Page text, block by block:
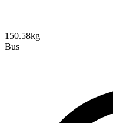
150.58kg
Bus